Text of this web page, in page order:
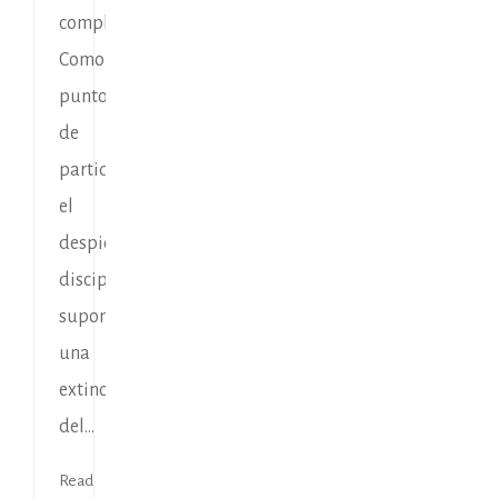
complicada.
Como
punto
de
partida
el
despido
disciplinario
supone
una
extinción
del...
Read